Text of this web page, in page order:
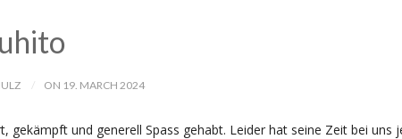
ON 19. MARCH 2024
gekämpft und generell Spass gehabt. Leider hat seine Zeit bei uns